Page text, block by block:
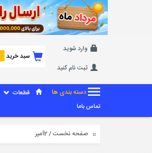
وارد شوید
ثبت نام کنید
سبد خرید
دسته بندی ها قطعات
تماس باما
صفحه نخست/ 2آمپر